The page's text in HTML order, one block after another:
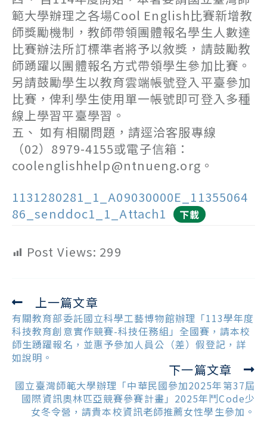
範大學辦理之各場Cool English比賽新增教
師獎勵機制，教師帶領團體報名學生人數達
比賽辦法所訂標準者將予以敘獎，請鼓勵教
師踴躍以團體報名方式帶領學生參加比賽。
另請鼓勵學生以教育雲端帳號登入平臺參加
比賽，俾利學生使用單一帳號即可登入多種
線上學習平臺學習。
五、 如有相關問題，請逕洽客服專線
（02）8979-4155或電子信箱：
coolenglishhelp@ntnueng.org。
1131280281_1_A09030000E_11355064
86_senddoc1_1_Attach1
下載
Post Views: 299
Read
more
articles
上一篇文章
有關教育部委託國立科學工藝博物館辦理「113學年度
科技教育創意實作競賽-科技任務組」全國賽，請本校
師生踴躍報名，並惠予參加人員公（差）假登記，詳
如說明。
下一篇文章
國立臺灣師範大學辦理「中華民國參加2025年第37屆
國際資訊奧林匹亞競賽參賽計畫」2025年鬥Code少
女冬令營，請貴本校資訊老師推薦女性學生參加。